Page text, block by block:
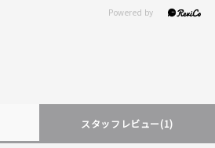
スタッフレビュー(1)